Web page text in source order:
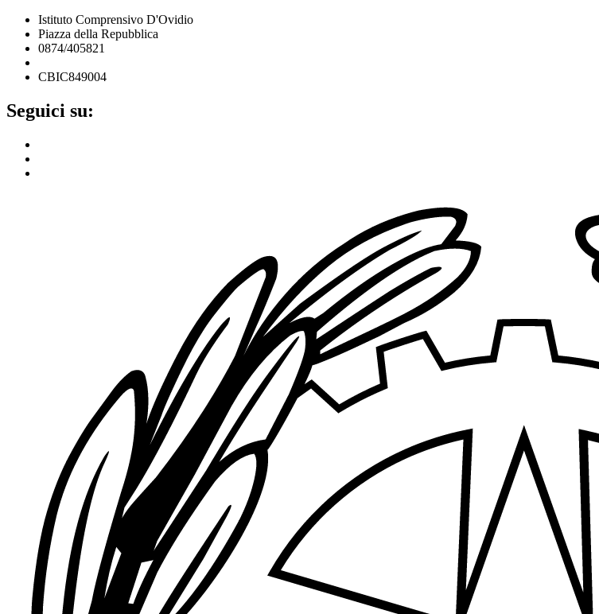
Istituto Comprensivo D'Ovidio
Piazza della Repubblica
0874/405821
CBIC849004
Seguici su: